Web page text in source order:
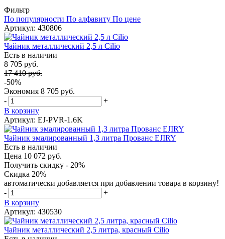
Фильтр
По популярности По алфавиту По цене
Артикул: 430806
Чайник металлический 2,5 л Cilio
Есть в наличии
8 705 руб.
17 410 руб.
-50%
Экономия 8 705 руб.
-
+
В корзину
Артикул: EJ-PVR-1.6K
Чайник эмалированный 1,3 литра Прованс EJIRY
Есть в наличии
Цена 10 072 руб.
Получить скидку - 20%
Скидка 20%
автоматически добавляется при добавлении товара в корзину!
-
+
В корзину
Артикул: 430530
Чайник металлический 2,5 литра, красный Cilio